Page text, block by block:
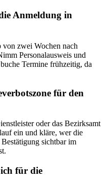
Anmeldung in
von zwei Wochen nach
Personalausweis und
Termine frühzeitig, da
für den
oder das Bezirksamt
ein und kläre, wer die
sichtbar im
für die